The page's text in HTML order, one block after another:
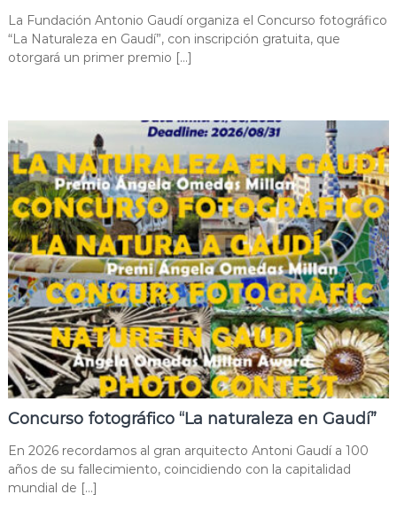
La Fundación Antonio Gaudí organiza el Concurso fotográfico
“La Naturaleza en Gaudí”, con inscripción gratuita, que
otorgará un primer premio […]
Concurso fotográfico “La naturaleza en Gaudí”
En 2026 recordamos al gran arquitecto Antoni Gaudí a 100
años de su fallecimiento, coincidiendo con la capitalidad
mundial de […]